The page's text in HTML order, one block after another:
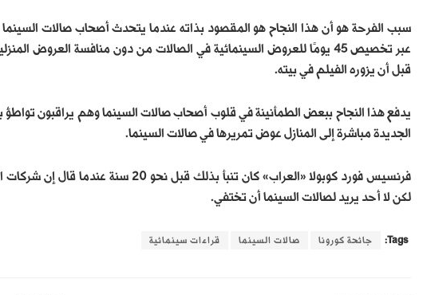
سبب الفرحة هو أن هذا النجاح هو المقصود بذاته عندما يتحدث أصحاب صالات السينما
عبر تخصيص 45 يومًا للعروض السينمائية في الصالات من دون منافسة العروض
قبل أن يزوره الفيلم في بيته.
يدفع هذا النجاح ببعض الطمأنينة في قلوب أصحاب صالات السينما وهم يراقبون تواطؤ
الجديدة مباشرة إلى المنازل عوض تمريرها في صالات السينما.
فرنسيس فورد كوبولا «العراب» كان تنبأ
لكن لا أحد يريد لصالات السينما أن تختفي.
Tags: جائحة كورونا صالات السينما قراءات سينمائية